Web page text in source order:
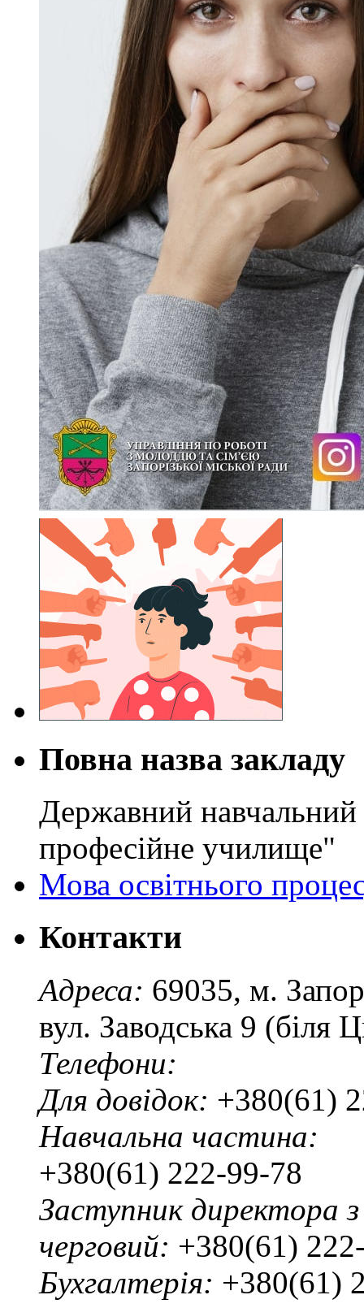
Повна назва закладу
Державний навчальний
професійне училище"
Мова освітнього
Контакти
Адреса: 69035, м.
вул. Заводська 9 (біля
Телефони:
Для довідок: +380(61)
Навчальна частина:
+380(61) 222-99-78
Заступник директора
черговий: +380(61)
Бухгалтерія: +380(61)